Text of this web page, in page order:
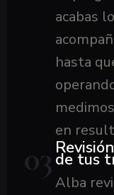
acabas
hasta
en
03 de tus
Alba